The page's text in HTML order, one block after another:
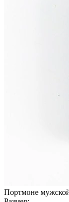
Портмоне